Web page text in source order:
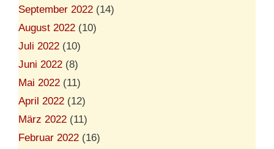
September 2022 (14)
August 2022 (10)
Juli 2022 (10)
Juni 2022 (8)
Mai 2022 (11)
April 2022 (12)
März 2022 (11)
Februar 2022 (16)